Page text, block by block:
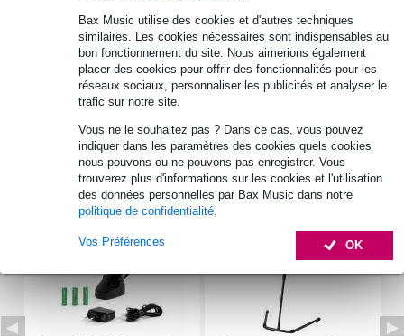
Bax Music utilise des cookies et d'autres techniques
similaires. Les cookies nécessaires sont indispensables au
bon fonctionnement du site. Nous aimerions également
placer des cookies pour offrir des fonctionnalités pour les
réseaux sociaux, personnaliser les publicités et analyser le
trafic sur notre site.
Vous ne le souhaitez pas ? Dans ce cas, vous pouvez
indiquer dans les paramètres des cookies quels cookies
nous pouvons ou ne pouvons pas enregistrer. Vous
trouverez plus d'informations sur les cookies et l'utilisation
des données personnelles par Bax Music dans notre
politique de confidentialité
OK
Vos Préférences
Gator Cases GL-TROMBONE Étui léger
pour trombone
Couleur : noir
Afficher toutes les caractéristiques du produit
Accessoires (6)